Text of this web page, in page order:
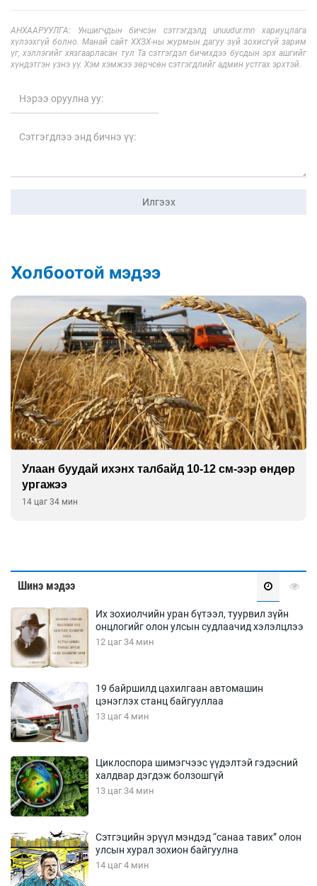
АНХААРУУЛГА: Уншигчдын бичсэн сэтгэгдэлд unuudur.mn хариуцлага
хүлээхгүй болно. Манай сайт ХХЗХ-ны журмын дагуу зүй зохисгүй зарим
үг, хэллэгийг хязгаарласан тул Та сэтгэгдэл бичихдээ бусдын эрх ашгийг
хүндэтгэн үзнэ үү. Хэм хэмжээ зөрчсөн сэтгэгдлийг админ устгах эрхтэй.
Илгээх
Холбоотой мэдээ
Улаан буудай ихэнх талбайд 10-12 см-ээр өндөр
ургажээ
14 цаг 34 мин
Шинэ мэдээ
Их зохиолчийн уран бүтээл, туурвил зүйн
онцлогийг олон улсын судлаачид хэлэлцлээ
12 цаг 34 мин
19 байршилд цахилгаан автомашин
цэнэглэх станц байгууллаа
13 цаг 4 мин
Циклоспора шимэгчээс үүдэлтэй гэдэсний
халдвар дэгдэж болзошгүй
13 цаг 34 мин
Сэтгэцийн эрүүл мэндэд “санаа тавих” олон
улсын хурал зохион байгуулна
14 цаг 4 мин